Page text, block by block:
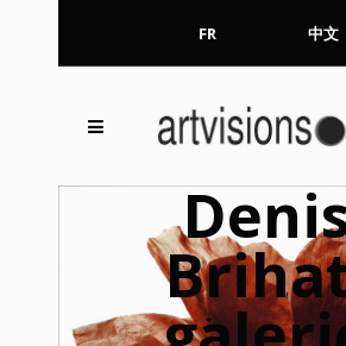
FR 中文
Inscrivez-vous à
Newsletter !